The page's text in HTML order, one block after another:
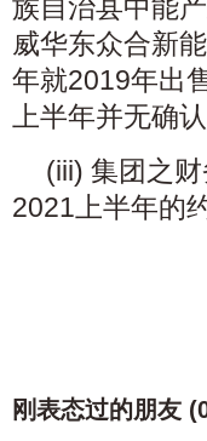
族自治县中能
威华东众合新
年就2019年出
上半年并无确
(iii) 集团之
2021上半年的
刚表态过的朋友 (